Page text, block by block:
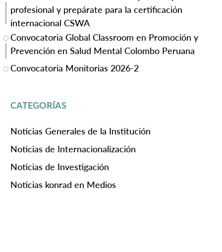
profesional y prepárate para la certificación
internacional CSWA
Convocatoria Global Classroom en Promoción y
Prevención en Salud Mental Colombo Peruana
Convocatoria Monitorias 2026-2
CATEGORÍAS
Noticias Generales de la Institución
Noticias de Internacionalización
Noticias de Investigación
Noticias konrad en Medios